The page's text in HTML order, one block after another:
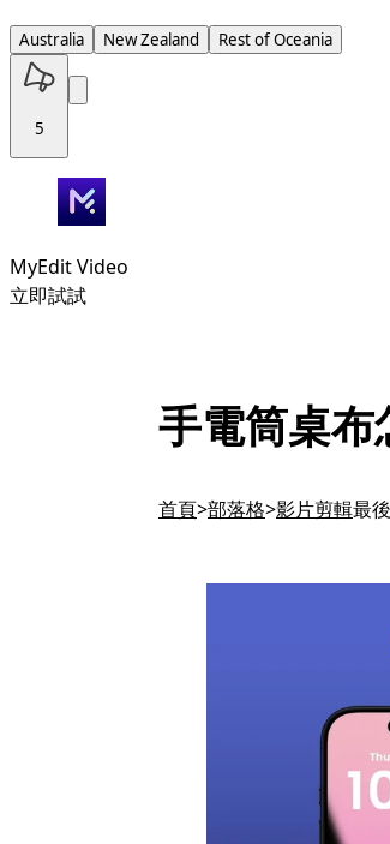
Australia New Zealand Rest of Oceania
5
MyEdit Video
立即試試
手電筒桌布
首頁 部落格 影片剪輯最